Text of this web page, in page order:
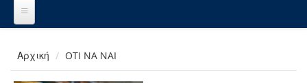
Αρχική OTI NA NAI